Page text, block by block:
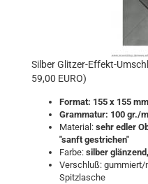
Silber Glitzer-Effekt-
59,00 EURO)
Format: 155 x 155 mm
Grammatur: 100 gr./m
Material: sehr edler
"sanft gestrichen"
Farbe: silber glänzend,
Verschluß: gummiert/
Spitzlasche